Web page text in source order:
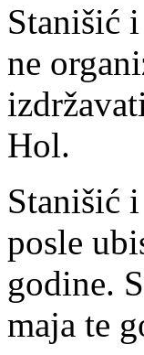
Stanišić
ne
Hol.
Stanišić
posle
godine.
maja te